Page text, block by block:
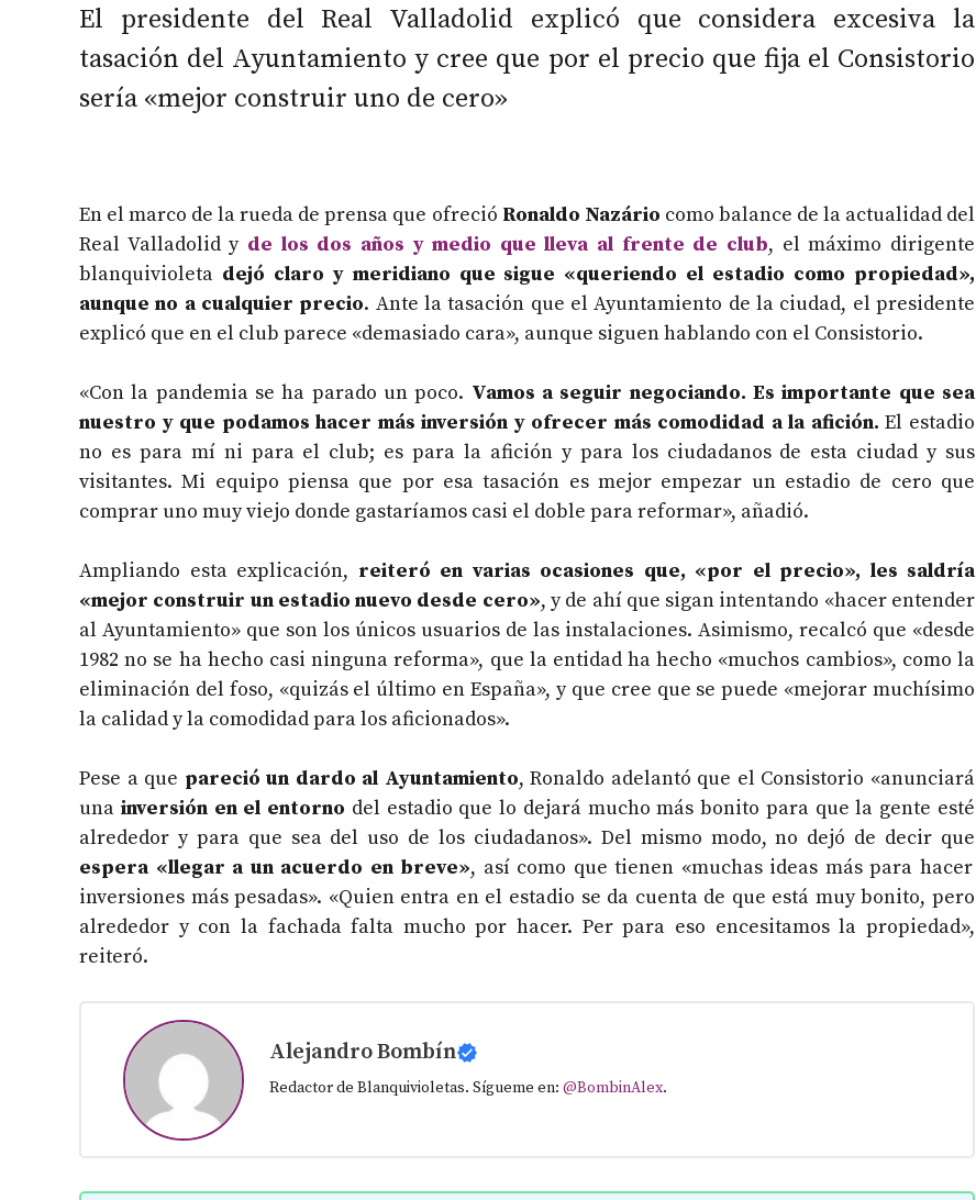
El presidente del Real Valladolid explicó que considera excesiva la
tasación del Ayuntamiento y cree que por el precio que fija el Consistorio
sería «mejor construir uno de cero»
En el marco de la rueda de prensa que ofreció Ronaldo Nazário como balance de la actualidad del
Real Valladolid y de los dos años y medio que lleva al frente de club, el máximo dirigente
blanquivioleta dejó claro y meridiano que sigue «queriendo el estadio como propiedad»,
aunque no a cualquier precio. Ante la tasación que el Ayuntamiento de la ciudad, el presidente
explicó que en el club parece «demasiado cara», aunque siguen hablando con el Consistorio.
«Con la pandemia se ha parado un poco. Vamos a seguir negociando. Es importante que sea
nuestro y que podamos hacer más inversión y ofrecer más comodidad a la afición. El estadio
no es para mí ni para el club; es para la afición y para los ciudadanos de esta ciudad y sus
visitantes. Mi equipo piensa que por esa tasación es mejor empezar un estadio de cero que
comprar uno muy viejo donde gastaríamos casi el doble para reformar», añadió.
Ampliando esta explicación, reiteró en varias ocasiones que, «por el precio», les saldría
«mejor construir un estadio nuevo desde cero», y de ahí que sigan intentando «hacer entender
al Ayuntamiento» que son los únicos usuarios de las instalaciones. Asimismo, recalcó que «desde
1982 no se ha hecho casi ninguna reforma», que la entidad ha hecho «muchos cambios», como la
eliminación del foso, «quizás el último en España», y que cree que se puede «mejorar muchísimo
la calidad y la comodidad para los aficionados».
Pese a que pareció un dardo al Ayuntamiento, Ronaldo adelantó que el Consistorio «anunciará
una inversión en el entorno del estadio que lo dejará mucho más bonito para que la gente esté
alrededor y para que sea del uso de los ciudadanos». Del mismo modo, no dejó de decir que
espera «llegar a un acuerdo en breve», así como que tienen «muchas ideas más para hacer
inversiones más pesadas». «Quien entra en el estadio se da cuenta de que está muy bonito, pero
alrededor y con la fachada falta mucho por hacer. Per para eso encesitamos la propiedad»,
reiteró.
Alejandro Bombín
Redactor de Blanquivioletas. Sígueme en: @BombinAlex.